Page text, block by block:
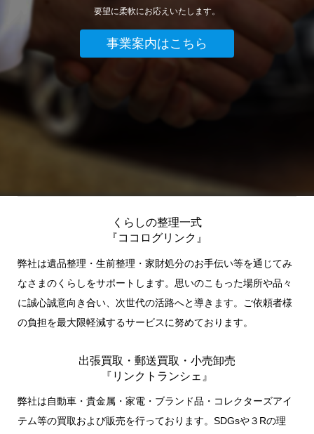
要望に柔軟にお応えいたします。
事業案内はこちら
くらしの整理一式
『ココログリンク』
弊社は遺品整理・生前整理・家財処分のお手伝い等を通じてみ
なさまのくらしをサポートします。思いのこもった場所や品々
に誠心誠意向き合い、次世代の活路へと導きます。ご依頼者様
の負担を最大限軽減するサービスに努めております。
出張買取・郵送買取・小売卸売
『リンクトランシェ』
弊社は自動車・貴金属・家電・ブランド品・コレクターズアイ
テム等の買取および販売を行っております。SDGsや３Rの理